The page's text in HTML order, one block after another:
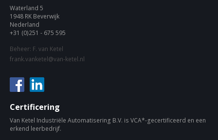
Waterland 5
1948 RK Beverwijk
Nederland
+31 (0)251 - 675 595
Beheer: F. van Ketel
frank.vanketel@van-ketel.nl
Certificering
Van Ketel Industriële Automatisering B.V. is VCA*-gecertificeerd en een
erkend leerbedrijf.